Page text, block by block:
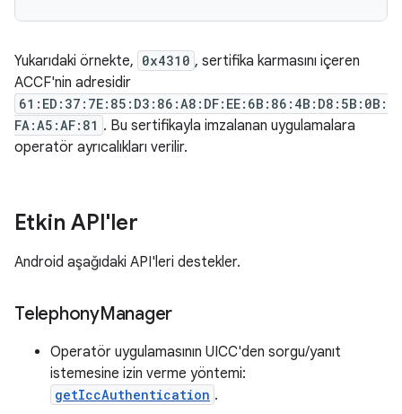
Yukarıdaki örnekte, 0x4310 , sertifika karmasını içeren
ACCF'nin adresidir
61:ED:37:7E:85:D3:86:A8:DF:EE:6B:86:4B:D8:5B:0B:
FA:A5:AF:81 . Bu sertifikayla imzalanan uygulamalara
operatör ayrıcalıkları verilir.
Etkin API'ler
Android aşağıdaki API'leri destekler.
TelephonyManager
Operatör uygulamasının UICC'den sorgu/yanıt
istemesine izin verme yöntemi:
getIccAuthentication .